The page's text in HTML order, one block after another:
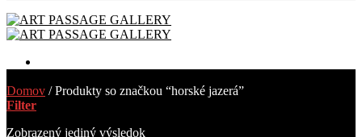
Diela
Výber kurátorov
Výstavy
Domov /Produkty so značkou “horské jazerá”
Filter
Zobrazený jediný výsledok